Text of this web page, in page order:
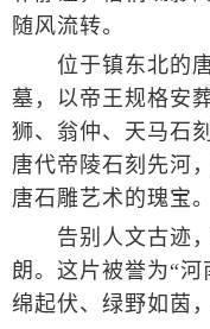
随风流转。
位于镇东北的唐
墓，以帝王规格安
狮、翁仲、天马石
唐代帝陵石刻先河
唐石雕艺术的瑰宝。
告别人文古迹，
朗。这片被誉为“
绵起伏、绿野如茵